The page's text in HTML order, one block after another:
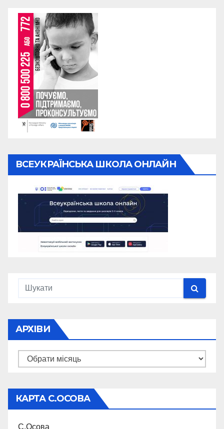
ВСЕУКРАЇНСЬКА ШКОЛА ОНЛАЙН
АРХІВИ
Архіви
КАРТА С.ОСОВА
С.Осова